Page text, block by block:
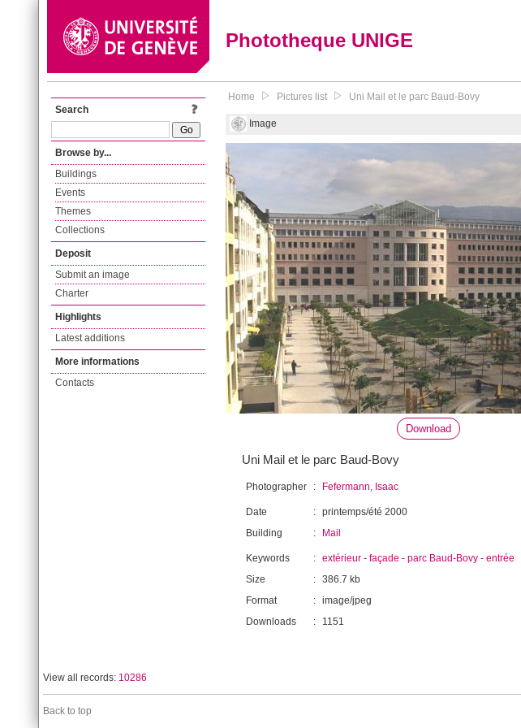
Phototheque UNIGE
Search
Browse by...
Buildings
Events
Themes
Collections
Deposit
Submit an image
Charter
Highlights
Latest additions
More informations
Contacts
Home Pictures list Uni Mail et le parc Baud-Bovy
Image
Download
Uni Mail et le parc Baud-Bovy
Photographer : Fefermann, Isaac
Date : printemps/été 2000
Building
: Mail
Keywords : extérieur - façade - parc Baud-Bovy - entrée
Size
: 386.7 kb
Format
: image/jpeg
Downloads
: 1151
View all records: 10286
Back to top